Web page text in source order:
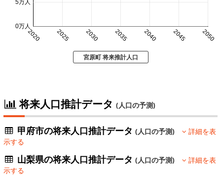
2020 2025 2030 2035 2040 2045 2050
0万人
5万人
宮原町 将来推計人口
将来人口推計データ (人口の予測)
甲府市の将来人口推計データ(人口の予測)
詳細を表
示する
山梨県の将来人口推計データ(人口の予測)
詳細を表
示する